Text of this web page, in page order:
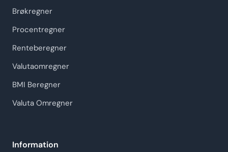
Brøkregner
Procentregner
Renteberegner
Valutaomregner
BMI Beregner
Valuta Omregner
Information